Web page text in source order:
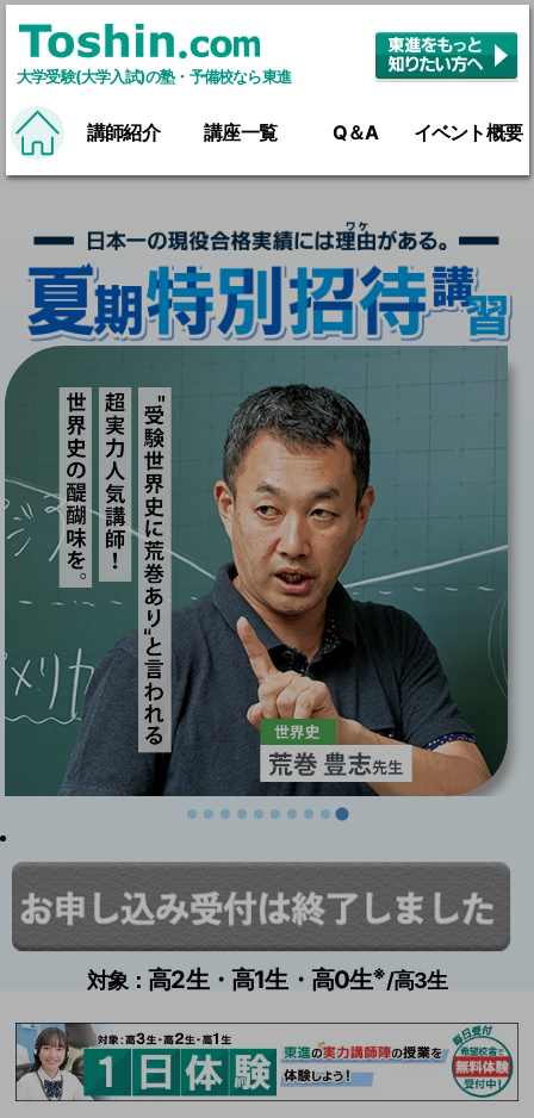
大学受験(大学入試)の塾・予備校なら東進
講師紹介 講座一覧 Q＆A イベント概要
対象： 高2生・高1生・高0生※/高3生